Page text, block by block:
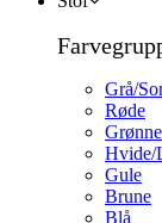
Grå/
Røde
Grønne
Hvide/
Gule
Brune
Blå